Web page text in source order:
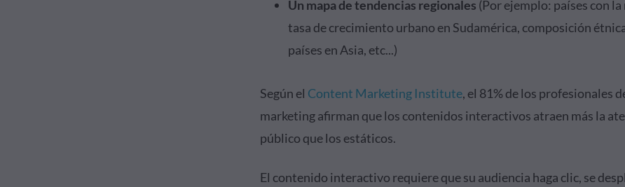
Un mapa de tendencias regionales (Por ejemplo: países con
tasa de crecimiento urbano en Sudamérica, composición
países en Asia, etc...)
Según el Content Marketing Institute, el 81% de los profesionales
marketing afirman que los contenidos interactivos atraen más la
público que los estáticos.
El contenido interactivo requiere que su audiencia haga clic, se